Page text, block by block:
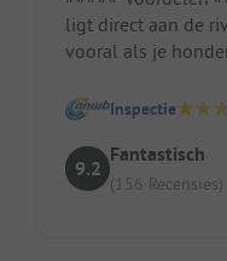
ligt direct aan de
vooral als je
Inspectie
9.2
Fantastisch
(156 Recensies)